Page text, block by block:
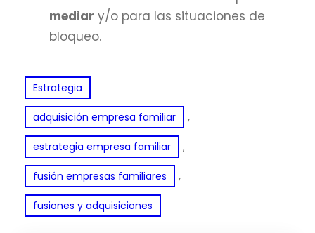
mediar y/o para las situaciones de
bloqueo.
Estrategia
adquisición empresa familiar ,
estrategia empresa familiar ,
fusión empresas familiares ,
fusiones y adquisiciones